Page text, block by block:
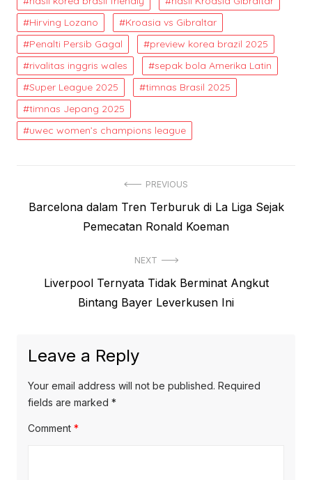
Hirving Lozano
Kroasia vs Gibraltar
Penalti Persib Gagal
preview korea brazil 2025
rivalitas inggris wales
sepak bola Amerika Latin
Super League 2025
timnas Brasil 2025
timnas Jepang 2025
uwec women’s champions league
navigation
PREVIOUS
Previous
Barcelona dalam Tren Terburuk di La Liga Sejak
Pemecatan Ronald Koeman
NEXT
NextLiverpool Ternyata Tidak Berminat Angkut
Bintang Bayer Leverkusen Ini
Leave a Reply
Your email address will not be published. Required
fields are marked *
Comment *